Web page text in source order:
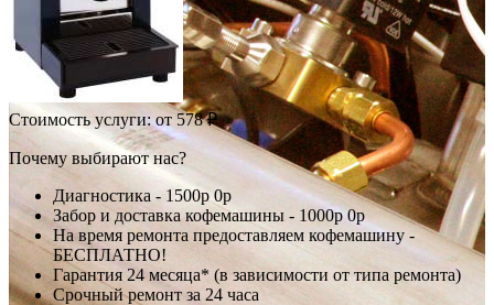
Стоимость услуги:от 578 ₽
Почему выбирают нас?
Диагностика - 1500р 0р
Забор и доставка кофемашины - 1000р0р
На время ремонта предоставляем кофемашину -
БЕСПЛАТНО!
Гарантия 24 месяца* (в зависимости от типа ремонта)
Срочный ремонт за 24 часа